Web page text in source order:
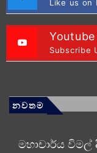
Like us on
Youtube
Subscribe
නවතම
මහාචාර්ය විමල්